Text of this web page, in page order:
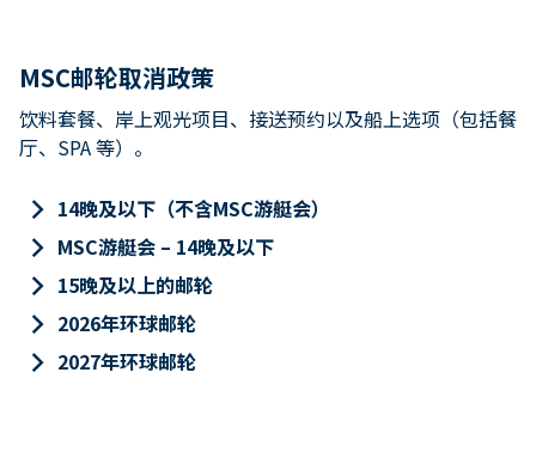
MSC邮轮取消政策
饮料套餐、岸上观光项目、接送预约以及船上选项（包括餐
厅、SPA 等）。
keyboard_arrow_right 14晚及以下（不含MSC游艇会）
keyboard_arrow_right MSC游艇会 – 14晚及以下
keyboard_arrow_right 15晚及以上的邮轮
keyboard_arrow_right 2026年环球邮轮
keyboard_arrow_right 2027年环球邮轮